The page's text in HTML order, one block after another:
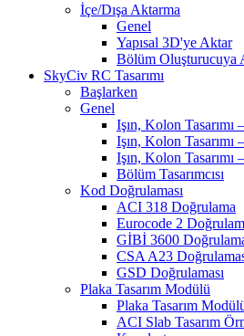
İçe/Dışa Aktarma
Genel
Yapısal 3D'ye Aktar
Bölüm Oluşturucuya
SkyCiv RC Tasarımı
Başlarken
Genel
Işın, Kolon Tasarımı
Işın, Kolon Tasarımı
Işın, Kolon Tasarımı
Bölüm Tasarımcısı
Kod Doğrulaması
ACI 318 Doğrulama
Eurocode 2
GİBİ 3600
CSA A23
GSD Doğrulaması
Plaka Tasarım Modülü
Plaka Tasarım
ACI Slab Tasarım